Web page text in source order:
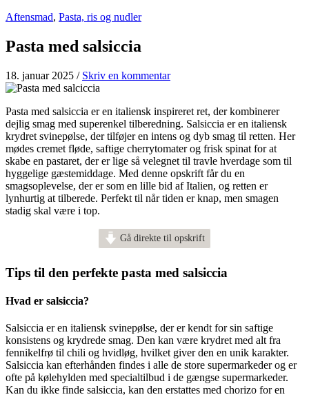
Aftensmad, Pasta, ris og nudler
Pasta med salsiccia
18. januar 2025 / Skriv en kommentar
Pasta med salsiccia er en italiensk inspireret ret, der kombinerer
dejlig smag med superenkel tilberedning. Salsiccia er en italiensk
krydret svinepølse, der tilføjer en intens og dyb smag til retten. Her
mødes cremet fløde, saftige cherrytomater og frisk spinat for at
skabe en pastaret, der er lige så velegnet til travle hverdage som til
hyggelige gæstemiddage. Med denne opskrift får du en
smagsoplevelse, der er som en lille bid af Italien, og retten er
lynhurtig at tilberede. Perfekt til når tiden er knap, men smagen
stadig skal være i top.
Gå direkte til opskrift
Tips til den perfekte pasta med salsiccia
Hvad er salsiccia?
Salsiccia er en italiensk svinepølse, der er kendt for sin saftige
konsistens og krydrede smag. Den kan være krydret med alt fra
fennikelfrø til chili og hvidløg, hvilket giver den en unik karakter.
Salsiccia kan efterhånden findes i alle de store supermarkeder og er
ofte på kølehylden med specialtilbud i de gængse supermarkeder.
Kan du ikke finde salsiccia, kan den erstattes med chorizo for en